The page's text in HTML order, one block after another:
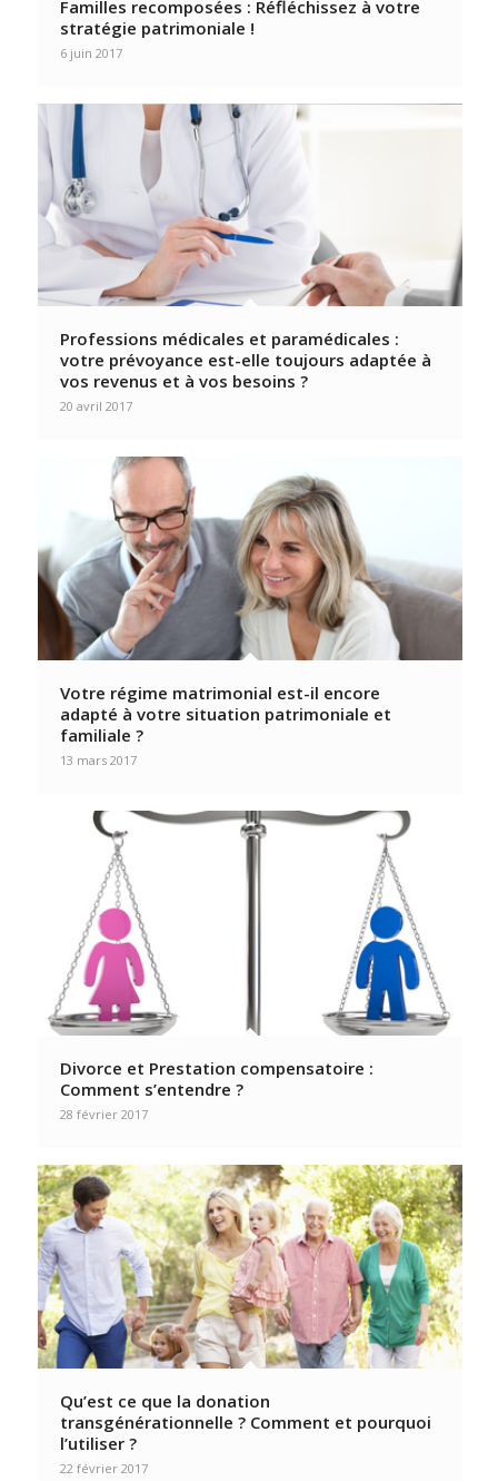
Familles recomposées : Réfléchissez à votre
stratégie patrimoniale !
6 juin 2017
Professions médicales et paramédicales :
votre prévoyance est-elle toujours adaptée à
vos revenus et à vos besoins ?
20 avril 2017
Votre régime matrimonial est-il encore
adapté à votre situation patrimoniale et
familiale ?
13 mars 2017
Divorce et Prestation compensatoire :
Comment s’entendre ?
28 février 2017
Qu’est ce que la donation
transgénérationnelle ? Comment et pourquoi
l’utiliser ?
22 février 2017